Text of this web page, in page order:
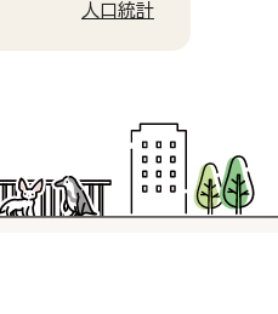
人口統計